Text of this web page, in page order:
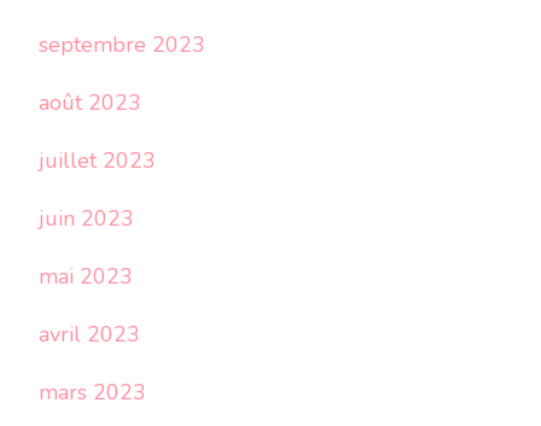
septembre 2023
août 2023
juillet 2023
juin 2023
mai 2023
avril 2023
mars 2023